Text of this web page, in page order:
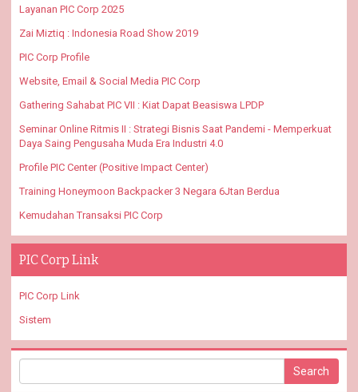
Layanan PIC Corp 2025
Zai Miztiq : Indonesia Road Show 2019
PIC Corp Profile
Website, Email & Social Media PIC Corp
Gathering Sahabat PIC VII : Kiat Dapat Beasiswa LPDP
Seminar Online Ritmis II : Strategi Bisnis Saat Pandemi - Memperkuat
Daya Saing Pengusaha Muda Era Industri 4.0
Profile PIC Center (Positive Impact Center)
Training Honeymoon Backpacker 3 Negara 6Jtan Berdua
Kemudahan Transaksi PIC Corp
PIC Corp Link
PIC Corp Link
Sistem